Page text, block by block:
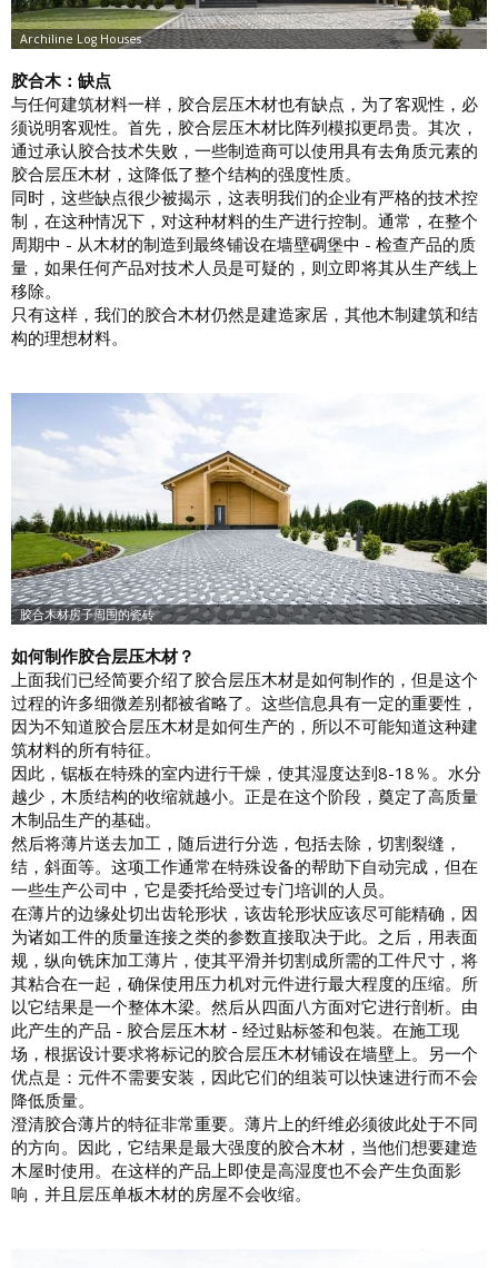
胶合木：缺点
与任何建筑材料一样，胶合层压木材也有缺点，为了客观性，必
须说明客观性。首先，胶合层压木材比阵列模拟更昂贵。其次，
通过承认胶合技术失败，一些制造商可以使用具有去角质元素的
胶合层压木材，这降低了整个结构的强度性质。
同时，这些缺点很少被揭示，这表明我们的企业有严格的技术控
制，在这种情况下，对这种材料的生产进行控制。通常，在整个
周期中 - 从木材的制造到最终铺设在墙壁碉堡中 - 检查产品的质
量，如果任何产品对技术人员是可疑的，则立即将其从生产线上
移除。
只有这样，我们的胶合木材仍然是建造家居，其他木制建筑和结
构的理想材料。
如何制作胶合层压木材？
上面我们已经简要介绍了胶合层压木材是如何制作的，但是这个
过程的许多细微差别都被省略了。这些信息具有一定的重要性，
因为不知道胶合层压木材是如何生产的，所以不可能知道这种建
筑材料的所有特征。
因此，锯板在特殊的室内进行干燥，使其湿度达到8-18％。水分
越少，木质结构的收缩就越小。正是在这个阶段，奠定了高质量
木制品生产的基础。
然后将薄片送去加工，随后进行分选，包括去除，切割裂缝，
结，斜面等。这项工作通常在特殊设备的帮助下自动完成，但在
一些生产公司中，它是委托给受过专门培训的人员。
在薄片的边缘处切出齿轮形状，该齿轮形状应该尽可能精确，因
为诸如工件的质量连接之类的参数直接取决于此。之后，用表面
规，纵向铣床加工薄片，使其平滑并切割成所需的工件尺寸，将
其粘合在一起，确保使用压力机对元件进行最大程度的压缩。所
以它结果是一个整体木梁。然后从四面八方面对它进行剖析。由
此产生的产品 - 胶合层压木材 - 经过贴标签和包装。在施工现
场，根据设计要求将标记的胶合层压木材铺设在墙壁上。另一个
优点是：元件不需要安装，因此它们的组装可以快速进行而不会
降低质量。
澄清胶合薄片的特征非常重要。薄片上的纤维必须彼此处于不同
的方向。因此，它结果是最大强度的胶合木材，当他们想要建造
木屋时使用。在这样的产品上即使是高湿度也不会产生负面影
响，并且层压单板木材的房屋不会收缩。